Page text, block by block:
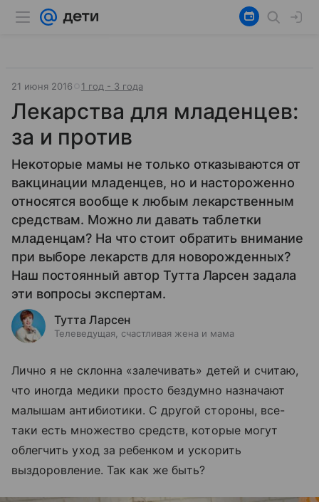
21 июня 2016 1 год - 3 года
Лекарства для младенцев:
за и против
Некоторые мамы не только отказываются от
вакцинации младенцев, но и настороженно
относятся вообще к любым лекарственным
средствам. Можно ли давать таблетки
младенцам? На что стоит обратить внимание
при выборе лекарств для новорожденных?
Наш постоянный автор Тутта Ларсен задала
эти вопросы экспертам.
Тутта Ларсен
Телеведущая, счастливая жена и мама
Лично я не склонна «залечивать» детей и считаю,
что иногда медики просто бездумно назначают
малышам антибиотики. С другой стороны, все-
таки есть множество средств, которые могут
облегчить уход за ребенком и ускорить
выздоровление. Так как же быть?